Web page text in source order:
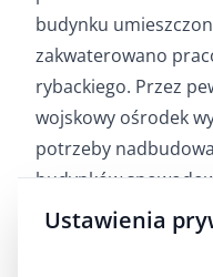
budynku
zakwaterowano
rybackiego. Przez
wojskowy ośrodek
potrzeby
budynków
oddziały wojsk
sowieckie. Po wojnie
Ustawienia